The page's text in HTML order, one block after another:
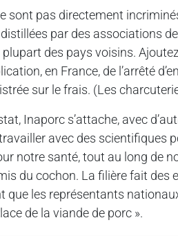
sont pas directement
par des associations
des pays voisins.
en France, de l’arrêté
sur le frais. (Les
Inaporc s’attache, avec
avec des scientifiques
notre santé, tout au long de
du cochon. La filière fait des
que les représentants
de la viande de porc ».